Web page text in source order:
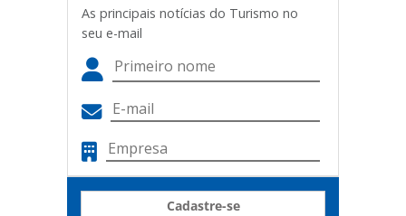
As principais notícias do Turismo no
seu e-mail
Cadastre-se